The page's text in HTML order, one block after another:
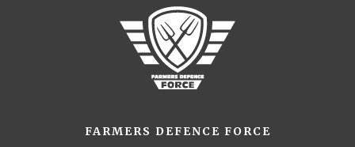
FARMERS DEFENCE FORCE